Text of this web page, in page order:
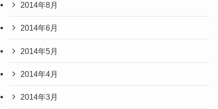
2014年8月
2014年6月
2014年5月
2014年4月
2014年3月